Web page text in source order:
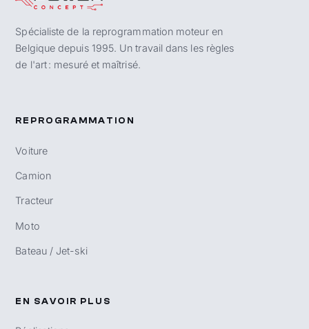
Spécialiste de la reprogrammation moteur en
Belgique depuis 1995. Un travail dans les règles
de l'art : mesuré et maîtrisé.
REPROGRAMMATION
Voiture
Camion
Tracteur
Moto
Bateau / Jet-ski
EN SAVOIR PLUS